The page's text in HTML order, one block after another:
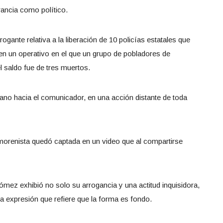
como político.
relativa a la liberación de 10 policías estatales que
un operativo en el que un grupo de pobladores de
fue de tres muertos.
hacia el comunicador, en una acción distante de toda
quedó captada en un video que al compartirse
exhibió no solo su arrogancia y una actitud inquisidora,
expresión que refiere que la forma es fondo.